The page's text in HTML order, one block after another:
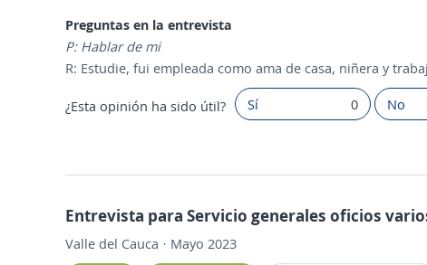
Preguntas en la entrevista
P: Hablar de mi
R: Estudie, fui empleada como ama de casa, niñera y
¿Esta opinión ha sido útil? Sí 0 No
Entrevista para Servicio generales oficios
Valle del Cauca · Mayo 2023